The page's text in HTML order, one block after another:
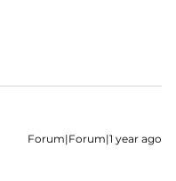
Forum|Forum|1 year ago